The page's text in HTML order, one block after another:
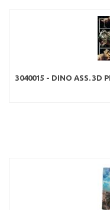
3040015 - DINO ASS. 3D